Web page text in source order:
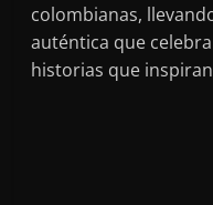
colombianas,
auténtica que
historias que